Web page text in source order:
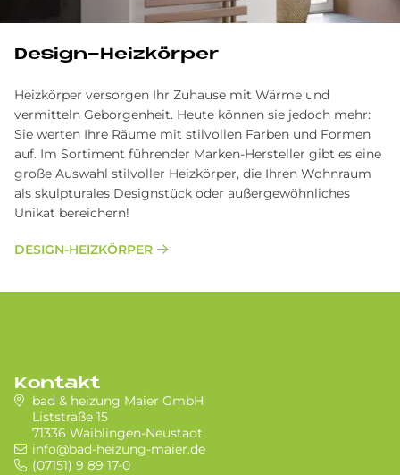
Design-Heizkörper
Heizkörper versorgen Ihr Zuhause mit Wärme und
vermitteln Geborgenheit. Heute können sie jedoch mehr:
Sie werten Ihre Räume mit stilvollen Farben und Formen
auf. Im Sortiment führender Marken-Hersteller gibt es eine
große Auswahl stilvoller Heizkörper, die Ihren Wohnraum
als skulpturales Designstück oder außergewöhnliches
Unikat bereichern!
DESIGN-HEIZKÖRPER
Kontakt
bad & heizung Maier GmbH
Liststraße 15
71336 Waiblingen-Neustadt
info@bad-heizung-maier.de
(07151) 9 89 17-0